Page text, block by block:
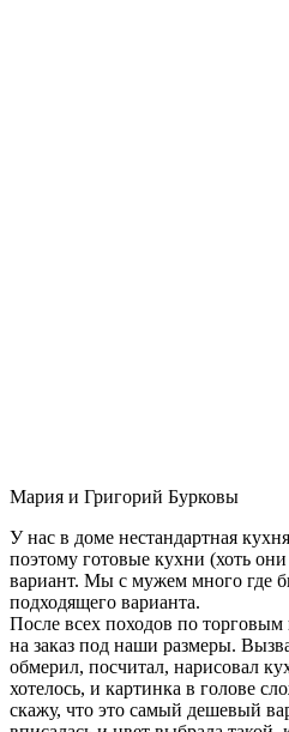
Мария и Григорий Бурковы
У нас в доме нестандартная
поэтому готовые кухни (хоть
вариант. Мы с мужем много где
подходящего варианта.
После всех походов по
на заказ под наши размеры.
обмерил, посчитал, нарисовал
хотелось, и картинка в голове
скажу, что это самый дешевый